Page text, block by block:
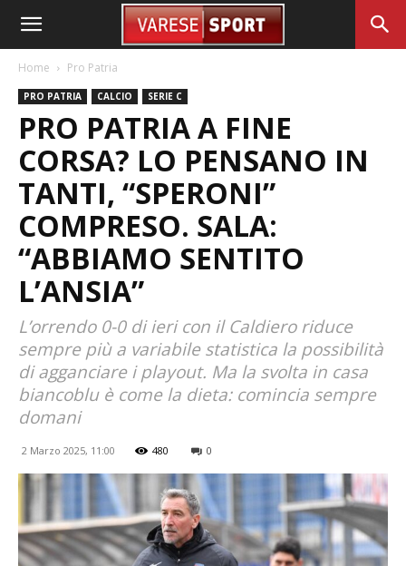
Home Pro Patria
PRO PATRIA CALCIO SERIE C
PRO PATRIA A FINE
CORSA? LO PENSANO IN
TANTI, “SPERONI”
COMPRESO. SALA:
“ABBIAMO SENTITO
L’ANSIA”
L’orrendo 0-0 di ieri con il Caldiero riduce
sempre più a variabile statistica la possibilità
di agganciare i playout. Ma la svolta in casa
biancoblu è come la dieta: comincia sempre
domani
2 Marzo 2025, 11:00 480 0